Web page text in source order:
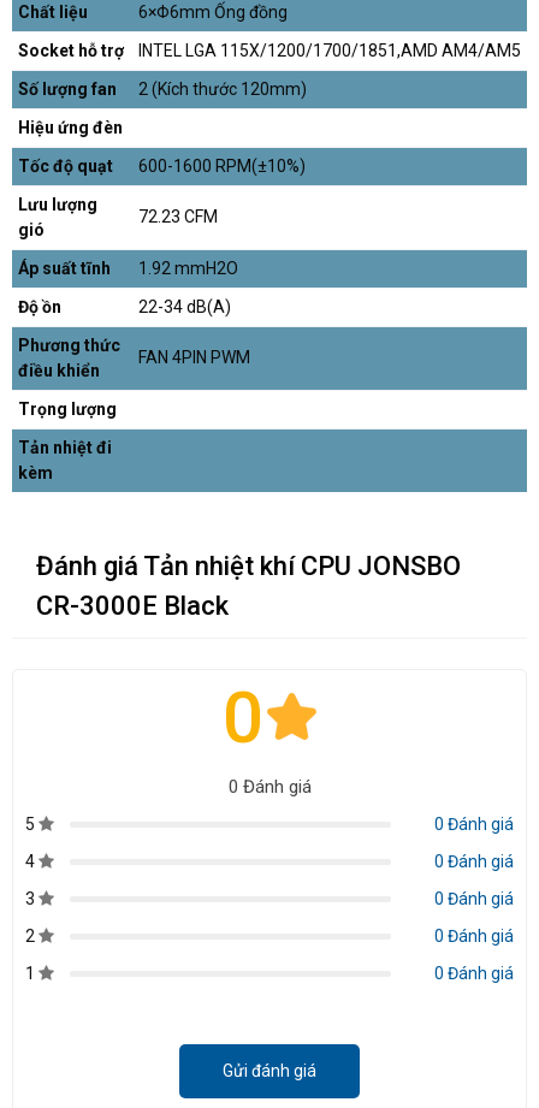
Chất liệu
6×Φ6mm Ống đồng
Socket hỗ trợ
INTEL LGA 115X/1200/1700/1851,AMD AM4/AM5
Số lượng fan
2 (Kích thước 120mm)
Hiệu ứng đèn
Tốc độ quạt
600-1600 RPM(±10%)
Lưu lượng
gió
72.23 CFM
Áp suất tĩnh
1.92 mmH2O
Độ ồn
22-34 dB(A)
Phương thức
điều khiển
FAN 4PIN PWM
Trọng lượng
Tản nhiệt đi
kèm
Đánh giá Tản nhiệt khí CPU JONSBO
CR-3000E Black
0
0 Đánh giá
5
0 Đánh giá
4
0 Đánh giá
3
0 Đánh giá
2
0 Đánh giá
1
0 Đánh giá
Gửi đánh giá